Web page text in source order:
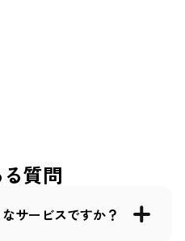
質問
サービスですか？